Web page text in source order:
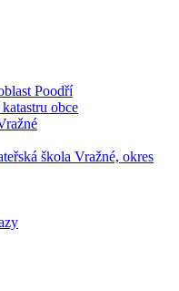
Poodří
obce
škola Vražné, okres